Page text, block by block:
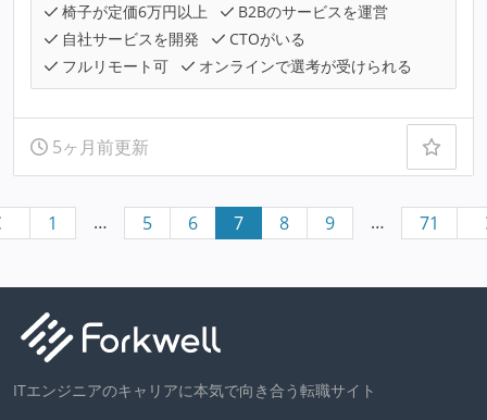
椅子が定価6万円以上
B2Bのサービスを運営
自社サービスを開発
CTOがいる
フルリモート可
オンラインで選考が受けられる
5ヶ月前更新
1 … 5 6 7 8 9 … 71
ITエンジニアのキャリアに本気で向き合う転職サイト